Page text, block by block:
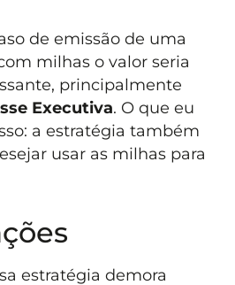
de emissão de uma
milhas o valor seria
principalmente
Executiva. O que eu
a estratégia também
usar as milhas para
estratégia demora